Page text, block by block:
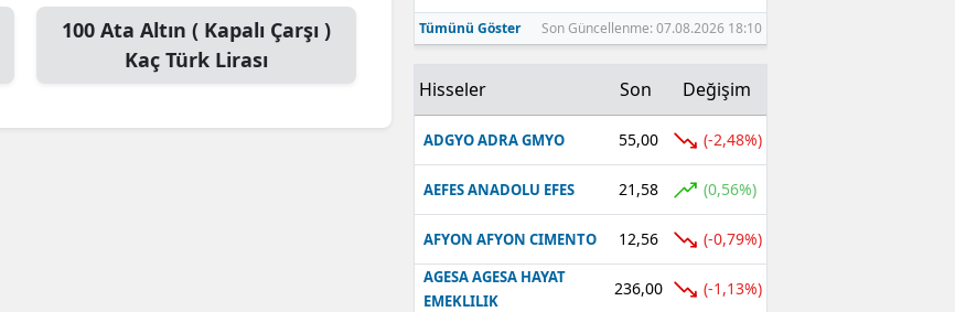
100 Ata Altın ( Kapalı Çarşı )
Kaç Türk Lirası
Tümünü Göster Son Güncellenme: 07.08.2026 18:10
Hisseler Son Değişim
ADGYO ADRA GMYO 55,00 (-2,48%)
AEFES ANADOLU EFES 21,58 (0,56%)
AFYON AFYON CIMENTO 12,56 (-0,79%)
AGESA AGESA HAYAT
EMEKLILIK
236,00 (-1,13%)